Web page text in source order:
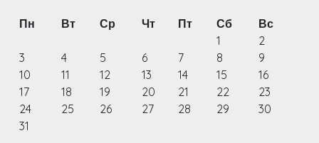
Пн Вт Ср Чт Пт Сб
Вс
1
2
3
4 5 6 7 8
9
10
11 12 13 14 15
16
17
18 19 20 21 22
23
24
25 26 27 28 29
30
31